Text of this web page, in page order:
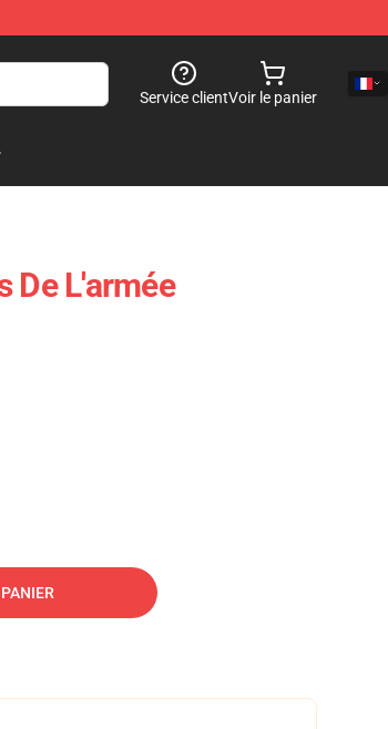
Service clientVoir le panier
De L'armée